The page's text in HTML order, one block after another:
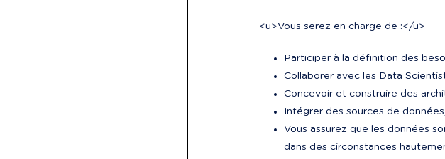
<u>Vous serez en charge de :</u>
Participer à la définition des
Collaborer avec les Data
Concevoir et construire des
Intégrer des sources de données,
Vous assurez que les données
dans des circonstances